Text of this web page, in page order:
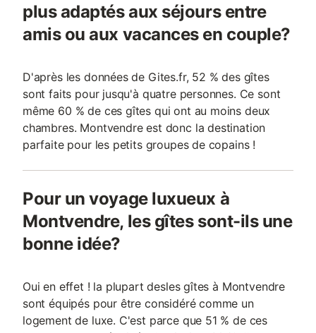
plus adaptés aux séjours entre
amis ou aux vacances en couple?
D'après les données de Gites.fr, 52 % des gîtes
sont faits pour jusqu'à quatre personnes. Ce sont
même 60 % de ces gîtes qui ont au moins deux
chambres. Montvendre est donc la destination
parfaite pour les petits groupes de copains !
Pour un voyage luxueux à
Montvendre, les gîtes sont-ils une
bonne idée?
Oui en effet ! la plupart desles gîtes à Montvendre
sont équipés pour être considéré comme un
logement de luxe. C'est parce que 51 % de ces